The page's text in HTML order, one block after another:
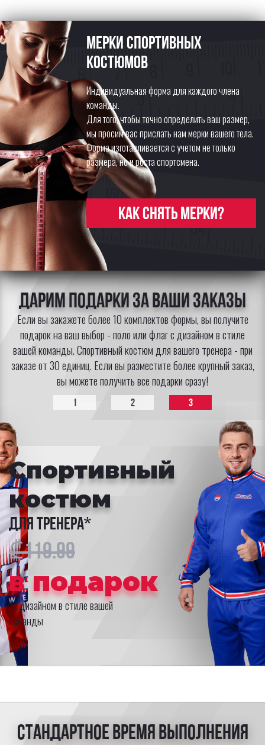
Мерки спортивных
костюмов
Индивидуальная форма для каждого члена
команды.
Для того, чтобы точно определить ваш размер,
мы просим вас прислать нам мерки вашего тела.
Форма изготавливается с учетом не только
размера, но и роста спортсмена.
Как снять мерки?
Дарим подарки за Ваши заказы
Если вы закажете более 10 комплектов формы, вы получите
подарок на ваш выбор - поло или флаг с дизайном в стиле
вашей команды. Спортивный костюм для вашего тренера - при
заказе от 30 единиц. Если вы разместите более крупный заказ,
вы можете получить все подарки сразу!
Спортивный
костюм
для тренера*
₾119.99
в подарок
*с дизайном в стиле вашей
команды
1 2 3
Стандартное время выполнения